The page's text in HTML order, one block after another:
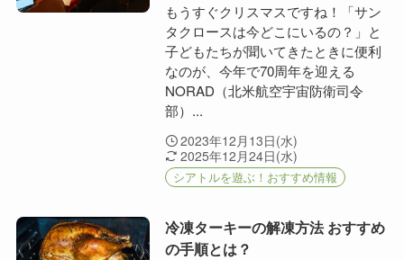
もうすぐクリスマスですね！「サン
タクロースは今どこにいるの？」と
子どもたちが聞いてきたときに便利
なのが、今年で70周年を迎える
NORAD（北米航空宇宙防衛司令
部）...
2023年12月13日(水)
2025年12月24日(水)
シアトルを遊ぶ！おすすめ情報
冷凍ターキーの解凍方法 おすすめ
の手順とは？